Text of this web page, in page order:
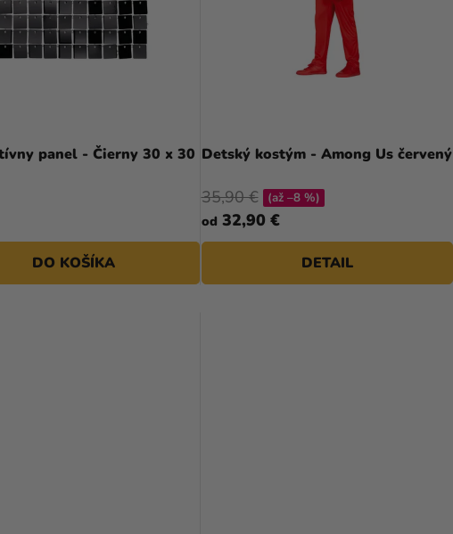
panel - Čierny 30 x 30
DO KOŠÍKA
Detský kostým - Among Us červený
od 32,90 €
35,90 € (až –8 %)
DETAIL